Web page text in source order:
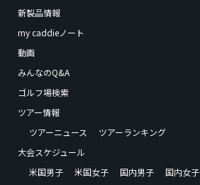
新製品情報
my caddieノート
動画
みんなのQ&A
ゴルフ場検索
ツアー情報
ツアーニュース
ツアーランキング
大会スケジュール
米国男子
米国女子 国内男子
国内女子